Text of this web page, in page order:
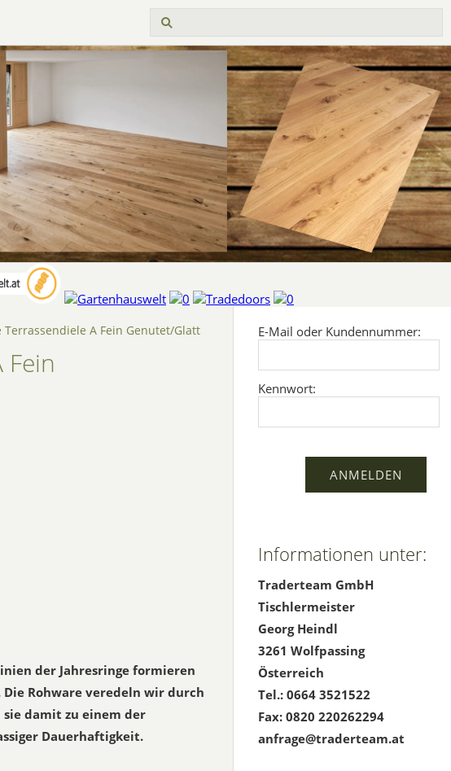
Terrassendiele A Fein Genutet/Glatt
Fein
der Jahresringe formieren
Rohware veredeln wir durch
sie damit zu einem der
Dauerhaftigkeit.
E-Mail oder Kundennummer:
Kennwort:
Informationen unter:
Traderteam GmbH
Tischlermeister
Georg Heindl
3261 Wolfpassing
Österreich
Tel.: 0664 3521522
Fax: 0820 220262294
anfrage@traderteam.at